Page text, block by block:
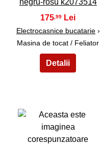
negru-rosu k2073514
175,99
Electrocasnice bucatarie›
Masina de tocat / Feliator